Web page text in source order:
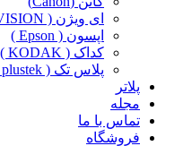
ای ویژن ( AVISION )
اپسون ( Epson )
کداک ( KODAK )
پلاس تک ( plustek )
پلاتر
مجله
تماس با ما
فروشگاه